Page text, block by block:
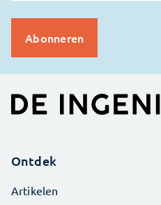
Ontdek
Artikelen